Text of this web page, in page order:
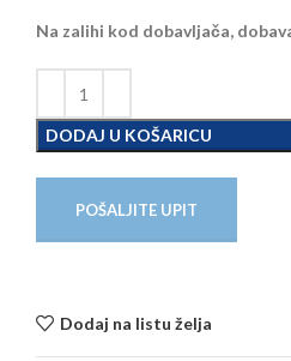
Na zalihi kod dobavljača,
DODAJ U KOŠARICU
POŠALJITE UPIT
Dodaj na listu želja